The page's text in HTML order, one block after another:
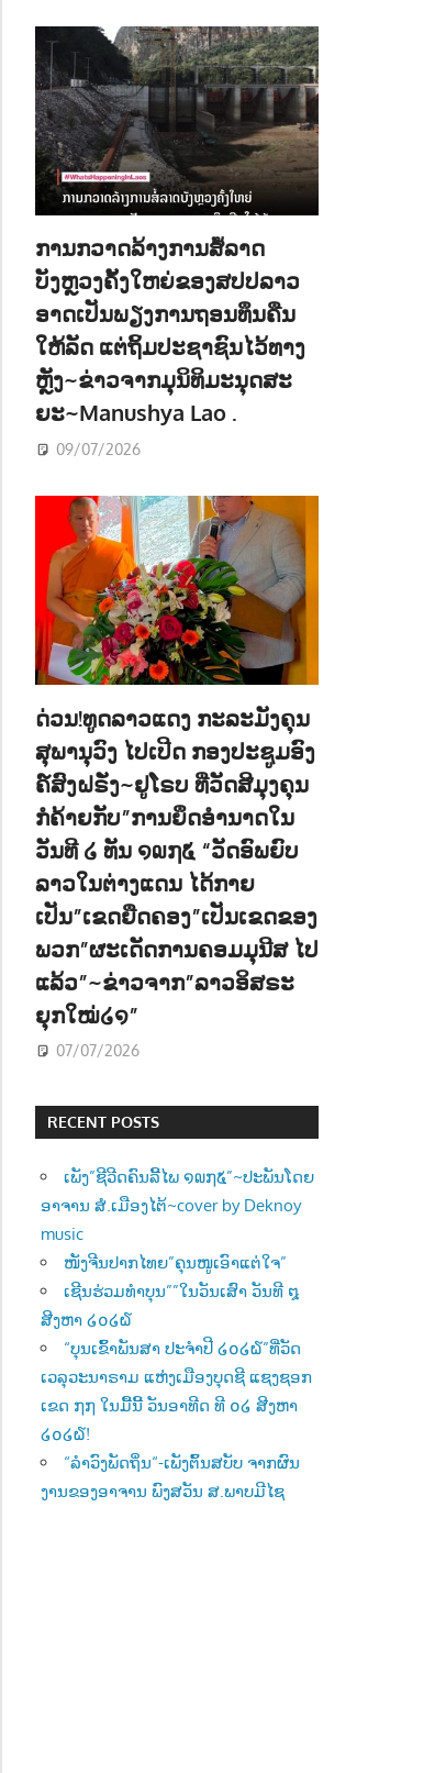
ການກວາດລ້າງການສໍ້ລາດ
ບັງຫຼວງຄັ້ງໃຫຍ່ຂອງສປປລາວ
ອາດເປັນພຽງການຖອນທຶນຄືນ
ໃຫ້ລັດ ແຕ່ຖິ້ມປະຊາຊົນໄວ້ທາງ
ຫຼັງ~ຂ່າວຈາກມຸນິທິມະນຸດສະ
ຍະ~Manushya Lao .
09/07/2026
ດ່ວນ!ທູດລາວແດງ ກະລະມັງຄຸນ
ສຸພານຸວົງ ໄປເປີດ ກອງປະຊູມອົງ
ຄ໌ສົງຝຣັ່ງ~ຢູໂຣບ ທີ່ວັດສີມຸງຄຸນ
ກໍຄ້າຍກັບ”ການຍຶດອຳນາດໃນ
ວັນທີ ໒ ທັນ ໑໙໗໕ “ວັດອົພຍົບ
ລາວໃນຕ່າງແດນ ໄດ້ກາຍ
ເປັນ”ເຂດຍືດຄອງ”ເປັນເຂດຂອງ
ພວກ”ຜະເດັດການຄອມມຸນີສ ໄປ
ແລ້ວ”~ຂ່າວຈາກ”ລາວອິສຣະ
ຍຸກໃໝ່໒໑”
07/07/2026
RECENT POSTS
ເພັງ”ຊີວີດຄົນລີ້ໄພ ໑໙໗໕”~ປະພັນໂດຍ
ອາຈານ ສໍ.ເມືອງໄຕ້~cover by Deknoy
music
ໜັງຈີນປາກໄທຍ”ຄຸນໜູເອົາແຕ່ໃຈ”
ເຊີນຮ່ວມທຳບຸນ””ໃນວັນເສົາ ວັນທີ ໘
ສີງຫາ ໒໐໒໖
“ບຸນເຂົ້າພັນສາ ປະຈຳປີ ໒໐໒໖”ທີ່ວັດ
ເວລຸວະນາຣາມ ແຫ່ງເມືອງບຸດຊີ ແຊງຊອກ
ເຂດ ໗໗ ໃນມື້ນີ້ ວັນອາທີດ ທີ ໐໒ ສີງຫາ
໒໐໒໖!
“ລຳວົງພັດຖິ່ນ“-ເພັງຕົ້ນສບັບ ຈາກຜົນ
ງານຂອງອາຈານ ພົງສວັນ ສ.ພາບມີໄຊ